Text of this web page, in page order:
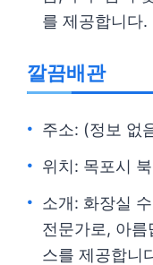
를 제공합니다.
깔끔배관
주소: (정보 없
위치: 목포시
소개: 화장실
전문가로, 아름
스를 제공합니